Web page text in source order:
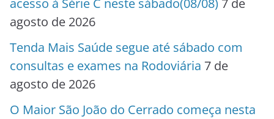
acesso à Série C neste sábado(08/08) 7 de
agosto de 2026
Tenda Mais Saúde segue até sábado com
consultas e exames na Rodoviária 7 de
agosto de 2026
O Maior São João do Cerrado começa nesta